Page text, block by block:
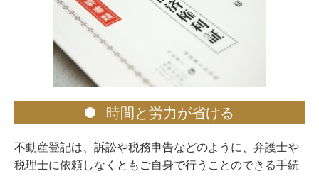
時間と労力が省ける
不動産登記は、訴訟や税務申告などのように、弁護士や
税理士に依頼しなくともご自身で行うことのできる手続